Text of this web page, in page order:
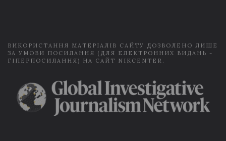
ВИКОРИСТАННЯ МАТЕРІАЛІВ САЙТУ ДОЗВОЛЕНО ЛИШЕ
ЗА УМОВИ ПОСИЛАННЯ (ДЛЯ ЕЛЕКТРОННИХ ВИДАНЬ -
ГІПЕРПОСИЛАННЯ) НА САЙТ NIKCENTER.